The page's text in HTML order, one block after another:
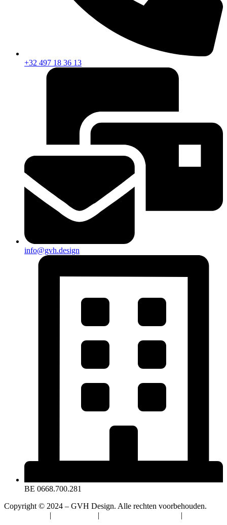
+32 497 18 36 13
info@gvh.design
BE 0668.700.281
Copyright © 2024 – GVH Design. Alle rechten voorbehouden.
| | |